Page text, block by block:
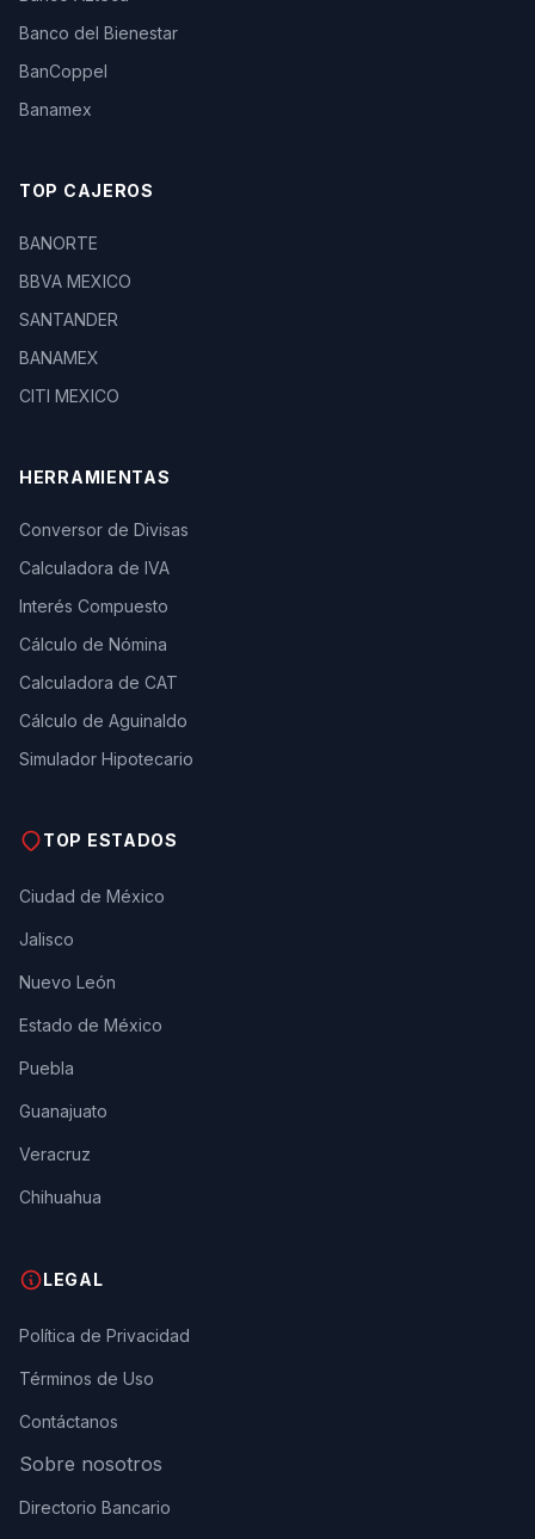
Banco del Bienestar
BanCoppel
Banamex
TOP CAJEROS
BANORTE
BBVA MEXICO
SANTANDER
BANAMEX
CITI MEXICO
HERRAMIENTAS
Conversor de Divisas
Calculadora de IVA
Interés Compuesto
Cálculo de Nómina
Calculadora de CAT
Cálculo de Aguinaldo
Simulador Hipotecario
TOP ESTADOS
Ciudad de México
Jalisco
Nuevo León
Estado de México
Puebla
Guanajuato
Veracruz
Chihuahua
LEGAL
Política de Privacidad
Términos de Uso
Contáctanos
Sobre nosotros
Directorio Bancario